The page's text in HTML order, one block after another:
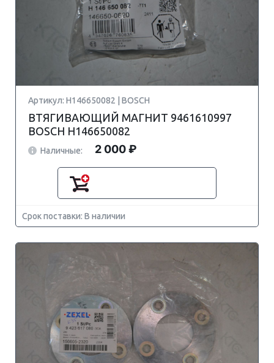
Артикул: H146650082 | BOSCH
ВТЯГИВАЮЩИЙ МАГНИТ 9461610997
BOSCH H146650082
Наличные: 2 000 ₽
Срок поставки: В наличии